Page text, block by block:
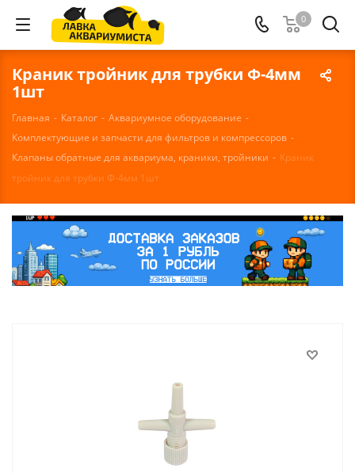
0
Краник тройник для трубки Ф-4мм
1шт
Главная - Каталог - Аквариумное оборудование -
Комплектующие и запчасти для фильтров и компрессоров -
Клапаны обратные для аквариума, краники, тройники - Краник
тройник для трубки Ф-4мм 1шт